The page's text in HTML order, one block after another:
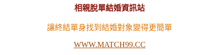
相親脫單結婚資訊站
讓終結單身找到結婚對象變得更簡單
WWW.MATCH99.CC